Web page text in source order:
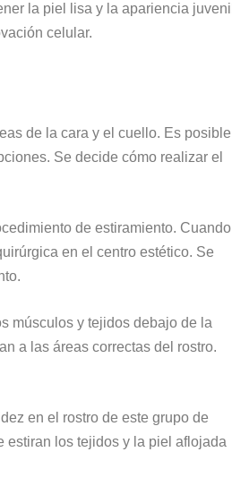
la piel lisa y la apariencia juvenil
celular.
de la cara y el cuello. Es posible
Se decide cómo realizar el
de estiramiento. Cuando
en el centro estético. Se
músculos y tejidos debajo de la
a las áreas correctas del rostro.
en el rostro de este grupo de
estiran los tejidos y la piel aflojada